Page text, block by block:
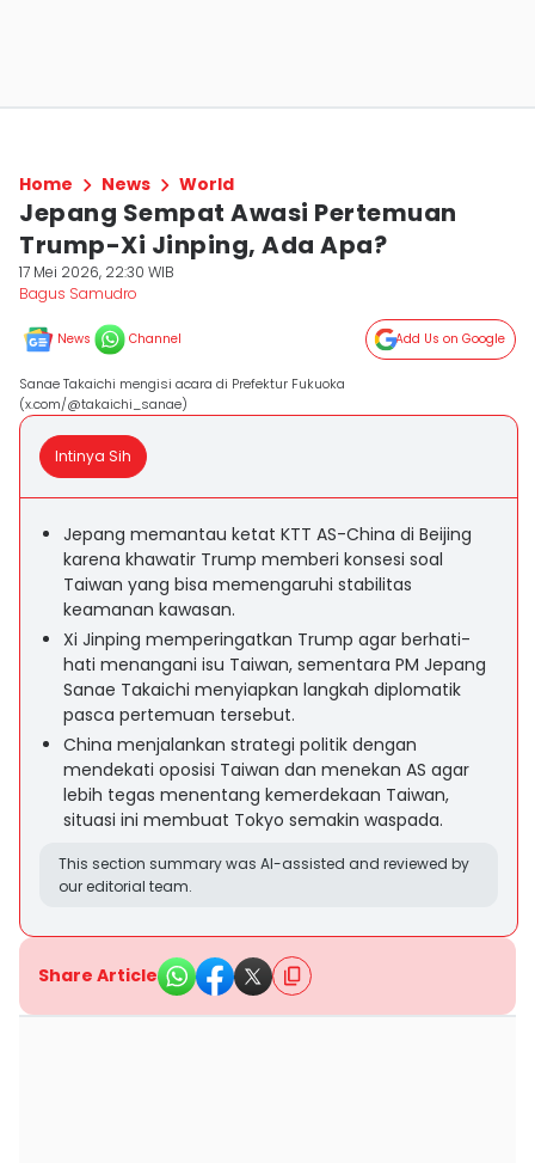
Home News World
Jepang Sempat Awasi Pertemuan
Trump-Xi Jinping, Ada Apa?
17 Mei 2026, 22:30 WIB
Bagus Samudro
News Channel Add Us on Google
Sanae Takaichi mengisi acara di Prefektur Fukuoka
(x.com/@takaichi_sanae)
Intinya Sih
Jepang memantau ketat KTT AS-China di Beijing
karena khawatir Trump memberi konsesi soal
Taiwan yang bisa memengaruhi stabilitas
keamanan kawasan.
Xi Jinping memperingatkan Trump agar berhati-
hati menangani isu Taiwan, sementara PM Jepang
Sanae Takaichi menyiapkan langkah diplomatik
pasca pertemuan tersebut.
China menjalankan strategi politik dengan
mendekati oposisi Taiwan dan menekan AS agar
lebih tegas menentang kemerdekaan Taiwan,
situasi ini membuat Tokyo semakin waspada.
This section summary was AI-assisted and reviewed by
our editorial team.
Share Article